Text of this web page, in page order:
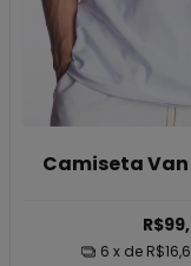
Camiseta
6 x de